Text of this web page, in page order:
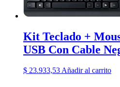
Kit Teclado +
USB Con Cable
$ 23.933,53 Añadir al carrito